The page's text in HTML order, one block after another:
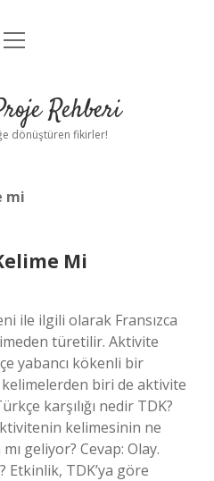
Uyarı
menüyü
Rehberi
dönüştüren fikirler!
mi
Mi
ile ilgili olarak Fransızca
türetilir. Aktivite
yabancı kökenli bir
biri de aktivite
karşılığı nedir TDK?
kelimesinin ne
geliyor? Cevap: Olay.
Etkinlik, TDK’ya göre